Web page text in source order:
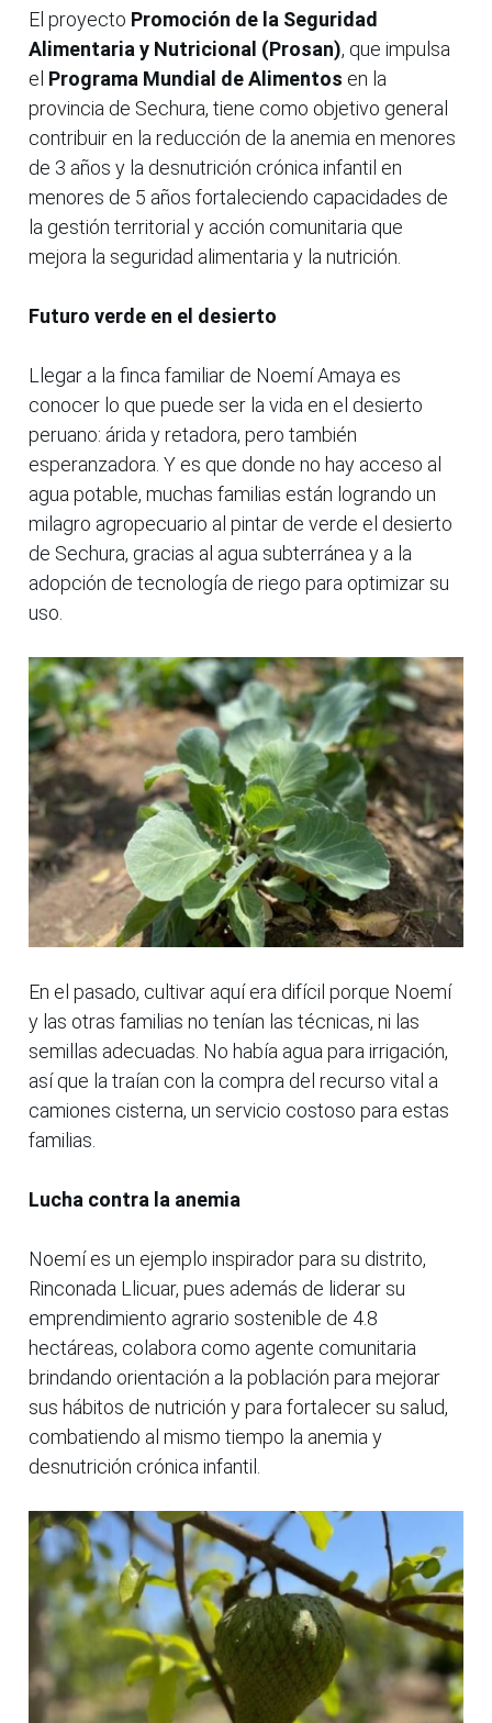
El proyecto Promoción de la Seguridad
Alimentaria y Nutricional (Prosan), que impulsa
el Programa Mundial de Alimentos en la
provincia de Sechura, tiene como objetivo general
contribuir en la reducción de la anemia en menores
de 3 años y la desnutrición crónica infantil en
menores de 5 años fortaleciendo capacidades de
la gestión territorial y acción comunitaria que
mejora la seguridad alimentaria y la nutrición.
Futuro verde en el desierto
Llegar a la finca familiar de Noemí Amaya es
conocer lo que puede ser la vida en el desierto
peruano: árida y retadora, pero también
esperanzadora. Y es que donde no hay acceso al
agua potable, muchas familias están logrando un
milagro agropecuario al pintar de verde el desierto
de Sechura, gracias al agua subterránea y a la
adopción de tecnología de riego para optimizar su
uso.
En el pasado, cultivar aquí era difícil porque Noemí
y las otras familias no tenían las técnicas, ni las
semillas adecuadas. No había agua para irrigación,
así que la traían con la compra del recurso vital a
camiones cisterna, un servicio costoso para estas
familias.
Lucha contra la anemia
Noemí es un ejemplo inspirador para su distrito,
Rinconada Llicuar, pues además de liderar su
emprendimiento agrario sostenible de 4.8
hectáreas, colabora como agente comunitaria
brindando orientación a la población para mejorar
sus hábitos de nutrición y para fortalecer su salud,
combatiendo al mismo tiempo la anemia y
desnutrición crónica infantil.